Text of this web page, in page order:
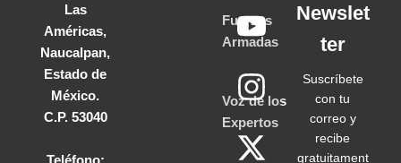
Las
Américas,
Naucalpan,
Estado de
México.
C.P. 53040
Teléfono:
Fuerzas
Armadas
Voz de los
Expertos
Newslet
ter
Suscríbete
con tu
correo y
recibe
gratuitament